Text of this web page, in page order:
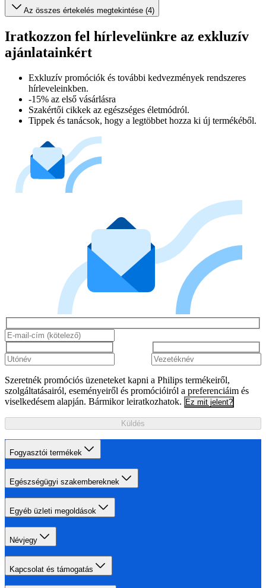
Az összes értekelés megtekintése (4)
Iratkozzon fel hírlevelünkre az exkluzív
ajánlatainkért​
Exkluzív promóciók és további kedvezmények rendszeres
hírleveleinkben.
-15% az első vásárlásra
Szakértői cikkek az egészséges életmódról.
Tippek és tanácsok, hogy a legtöbbet hozza ki új termékéből.
Szeretnék promóciós üzeneteket kapni a Philips termékeiről,
szolgáltatásairól, eseményeiről és promócióiról a preferenciáim és
viselkedésem alapján. Bármikor leiratkozhatok. Ez mit jelent?
Küldés
Fogyasztói termékek
Egészségügyi szakembereknek
Egyéb üzleti megoldások
Névjegy
Kapcsolat és támogatás